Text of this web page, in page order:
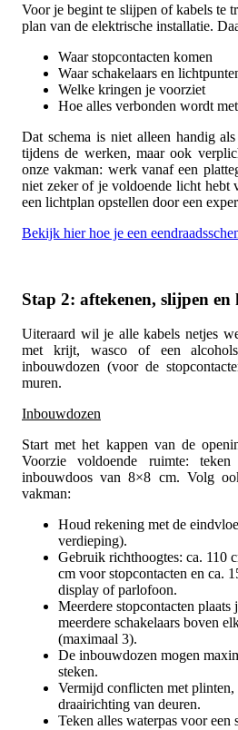
Voor je begint te slijpen of kabels te
plan van de elektrische installatie.
Waar stopcontacten komen
Waar schakelaars en
Welke kringen je voorziet
Hoe alles verbonden wordt
Dat schema is niet alleen handig
tijdens de werken, maar ook
onze vakman: werk vanaf een
niet zeker of je voldoende licht hebt
een lichtplan opstellen door een
Bekijk hier hoe je een
Stap 2: aftekenen, slijpen en
Uiteraard wil je alle kabels netjes
met krijt, wasco of een
inbouwdozen (voor de
muren.
Inbouwdozen
Start met het kappen van de
Voorzie voldoende ruimte:
inbouwdoos van 8×8 cm. Volg
vakman:
Houd rekening met de
verdieping).
Gebruik richthoogtes: ca. 110
cm voor stopcontacten en ca.
display of parlofoon.
Meerdere stopcontacten plaats
meerdere schakelaars boven
(maximaal 3).
De inbouwdozen mogen
steken.
Vermijd conflicten met plinten,
draairichting van deuren.
Teken alles waterpas voor een